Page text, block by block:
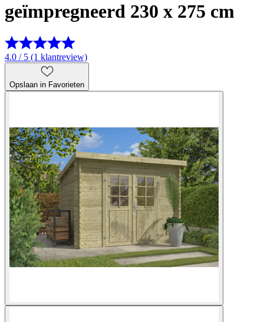
geïmpregneerd 230 x 275 cm
4.0 / 5 (1 klantreview)
Opslaan in Favorieten